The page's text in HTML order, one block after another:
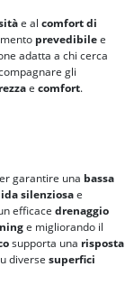
e al comfort di
prevedibilee
adatta a chi cerca
gli
e comfort.
garantire una bassa
silenziosae
efficace drenaggio
e migliorando il
supporta una risposta
diverse superfici